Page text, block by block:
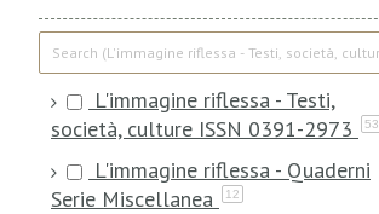
L'immagine riflessa - Testi,
società, culture ISSN 0391-2973
53
L'immagine riflessa - Quaderni
Serie Miscellanea
12